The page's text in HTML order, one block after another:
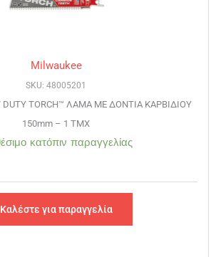
Milwaukee
SKU: 48005201
DUTY TORCH™ ΛΑΜΑ ΜΕ ΔΟΝΤΙΑ ΚΑΡΒΙΔΙΟΥ
150mm – 1 TMX
κατόπιν παραγγελίας
Καλέστε για παραγγελία